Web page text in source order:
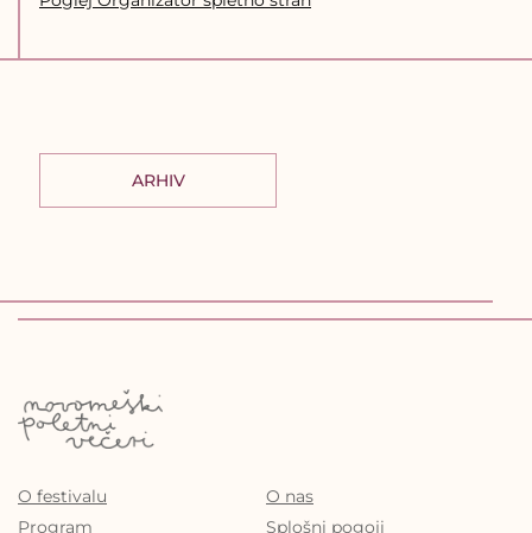
ARHIV
O festivalu
Program
O nas
Splošni pogoji